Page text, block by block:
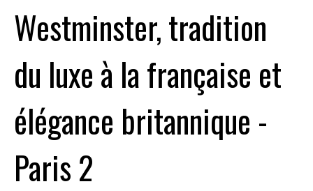
Westminster, tradition
du luxe à la française et
élégance britannique -
Paris 2